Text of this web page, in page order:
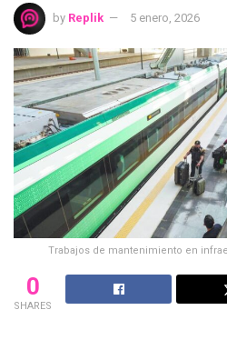
by Replik 5 enero, 2026
Trabajos de mantenimiento en
0
SHARES